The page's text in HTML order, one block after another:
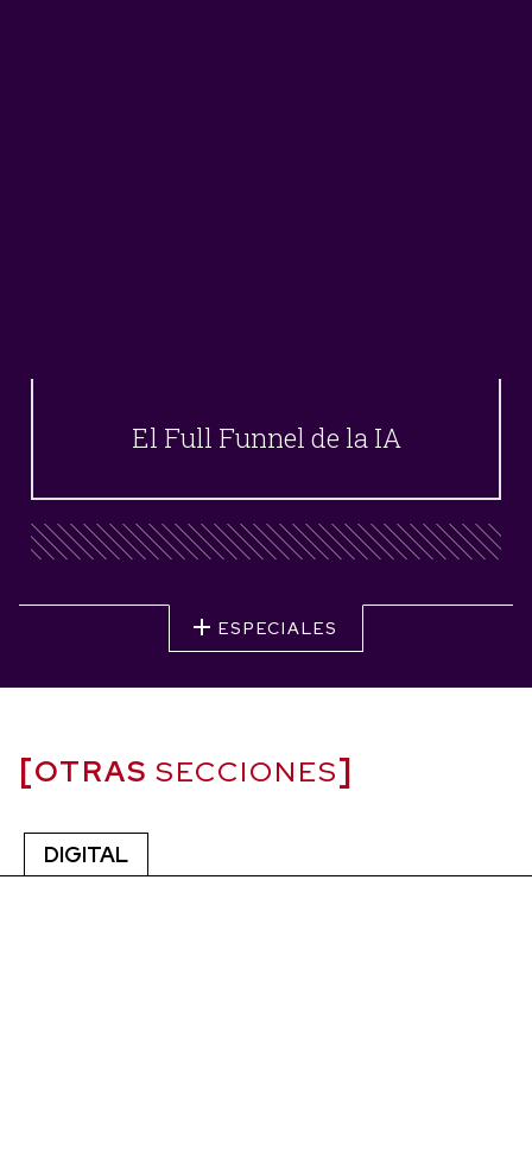
El Full Funnel de la IA
ESPECIALES
OTRAS SECCIONES
DIGITAL